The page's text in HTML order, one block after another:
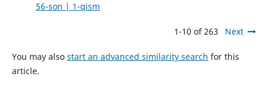
56-son | 1-qism
1-10 of 263 Next
You may also start an advanced similarity search for this
article.